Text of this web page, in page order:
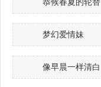
梦幻爱情妹
像早晨一样清白